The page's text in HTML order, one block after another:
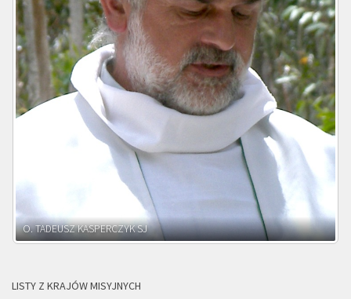
O. ADNRZEJ LEŚNIARA SJ
LISTY Z KRAJÓW MISYJNYCH